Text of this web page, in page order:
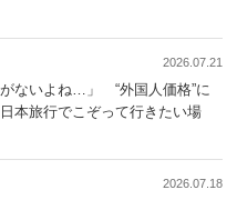
2026.07.21
がないよね…」 “外国人価格”に
本旅行でこぞって行きたい場
2026.07.18